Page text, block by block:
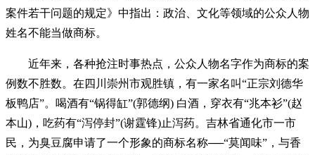
案件若干问题的规定》中指出：政治、文化等领域的公众人物
姓名不能当做商标。
近年来，各种抢注时事热点，公众人物名字作为商标的案
例数不胜数。在四川崇州市观胜镇，有一家名叫“正宗刘德华
板鸭店”。喝酒有“锅得缸”(郭德纲) 白酒，穿衣有“兆本衫”(赵
本山)，吃药有“泻停封”(谢霆锋)止泻药。吉林省通化市一市
民，为臭豆腐申请了一个形象的商标名称──“莫闻味”，与香